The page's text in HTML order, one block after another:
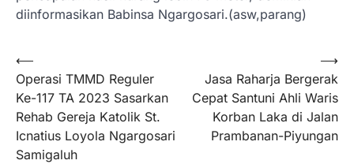
diinformasikan Babinsa Ngargosari.(asw,parang)
Navigasi
pos
⟵
Operasi TMMD Reguler
Ke-117 TA 2023 Sasarkan
Rehab Gereja Katolik St.
Icnatius Loyola Ngargosari
Samigaluh
Jasa Raharja Bergerak
Cepat Santuni Ahli Waris
Korban Laka di Jalan
Prambanan-Piyungan
⟶